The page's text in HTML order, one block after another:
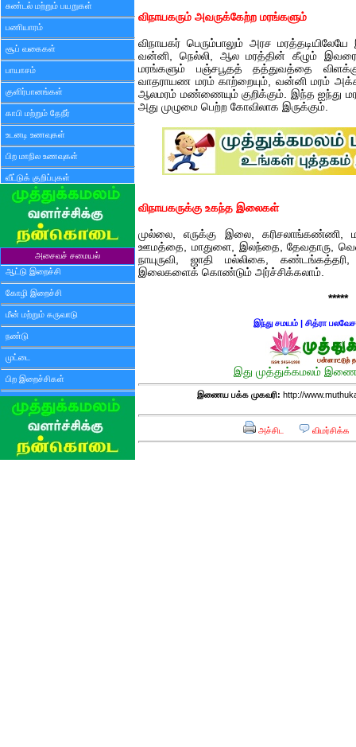
சுண்டல் மற்றும் பயறுகள்
பணியாரம்
சூப் வகைகள்
பாயாசம்
குளிர்பானங்கள்
காபி மற்றும் தேநீர்
உடனடி உணவுகள்
பிற மாநில உணவுகள்
வீட்டுக் குறிப்புகள்
அசைவச் சமையல்
ஆட்டு இறைச்சி
கோழி இறைச்சி
மீன் மற்றும் கருவாடு
நண்டு
முட்டை
பிற இறைச்சிகள்
விநாயகரும் அவருக்கேற்ற மரங்களும்
விநாயகர் பெரும்பாலும் அரச
வன்னி, நெல்லி, ஆல மரத்தின் கீழும்
மரங்களும் பஞ்சபூதத் தத்துவத்தை
வாதராயண மரம் காற்றையும், வன்னி மரம்
ஆலமரம் மண்ணையும் குறிக்கும். இந்த ஐந்து
அது முழுமை பெற்ற கோவிலாக இருக்கும்.
விநாயகருக்கு உகந்த இலைகள்
முல்லை, எருக்கு இலை, கரிசலாங்கண்ணி,
ஊமத்தை, மாதுளை, இலந்தை, தேவதாரு,
நாயுருவி, ஜாதி மல்லிகை,
இலைகளைக் கொண்டும் அர்ச்சிக்கலாம்.
*****
இந்து சமயம்| சித்ரா
இது முத்துக்கமலம்
இணைய பக்க முகவரி: http://
அச்சிட விமர்சிக்க